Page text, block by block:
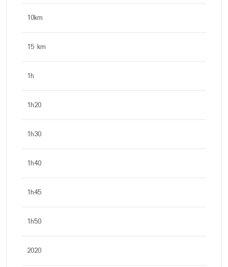
10km
15 km
1h
1h20
1h30
1h40
1h45
1h50
2020